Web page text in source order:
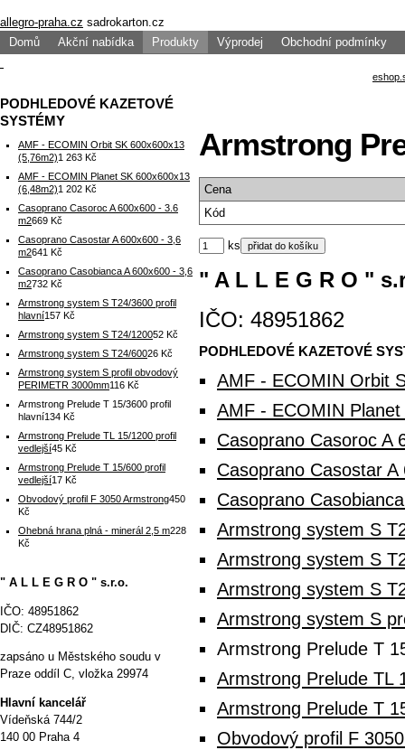
allegro-praha.cz sadrokarton.cz
Domů
Akční nabídka Produkty Výprodej Obchodní podmínky
Armstrong
Cena
Kód
ks
PODHLEDOVÉ KAZETOVÉ
AMF - ECOMIN Orbit
AMF - ECOMIN
Casoprano Casoroc A
Casoprano Casostar
Casoprano
Armstrong system S
Armstrong system S
Armstrong system S
Armstrong system S
Armstrong Prelude T
Armstrong Prelude TL
Armstrong Prelude T
Obvodový profil F
" A L L E G R O "
IČO: 48951862
PODHLEDOVÉ KAZETOVÉ
SYSTÉMY
AMF - ECOMIN Orbit SK 600x600x13
(5,76m2)1 263 Kč
AMF - ECOMIN Planet SK 600x600x13
(6,48m2)1 202 Kč
Casoprano Casoroc A 600x600 - 3.6
m2669 Kč
Casoprano Casostar A 600x600 - 3,6
m2641 Kč
Casoprano Casobianca A 600x600 - 3,6
m2732 Kč
Armstrong system S T24/3600 profil
hlavní157 Kč
Armstrong system S T24/120052 Kč
Armstrong system S T24/60026 Kč
Armstrong system S profil obvodový
PERIMETR 3000mm116 Kč
Armstrong Prelude T 15/3600 profil
hlavní134 Kč
Armstrong Prelude TL 15/1200 profil
vedlejší45 Kč
Armstrong Prelude T 15/600 profil
vedlejší17 Kč
Obvodový profil F 3050 Armstrong450
Kč
Ohebná hrana plná - minerál 2,5 m228
Kč
" A L L E G R O " s.r.o.
IČO: 48951862
DIČ: CZ48951862
zapsáno u Městského soudu v
Praze oddíl C, vložka 29974
Hlavní kancelář
Vídeňská 744/2
140 00 Praha 4